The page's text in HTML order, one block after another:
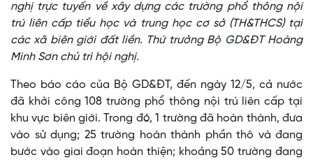
nghị trực tuyến về xây dựng các trường phổ thông nội
trú liên cấp tiểu học và trung học cơ sở (TH&THCS) tại
các xã biên giới đất liền. Thứ trưởng Bộ GD&ĐT Hoàng
Minh Sơn chủ trì hội nghị.
Theo báo cáo của Bộ GD&ĐT, đến ngày 12/5, cả nước
đã khởi công 108 trường phổ thông nội trú liên cấp tại
khu vực biên giới. Trong đó, 1 trường đã hoàn thành, đưa
vào sử dụng; 25 trường hoàn thành phần thô và đang
bước vào giai đoạn hoàn thiện; khoảng 50 trường đang